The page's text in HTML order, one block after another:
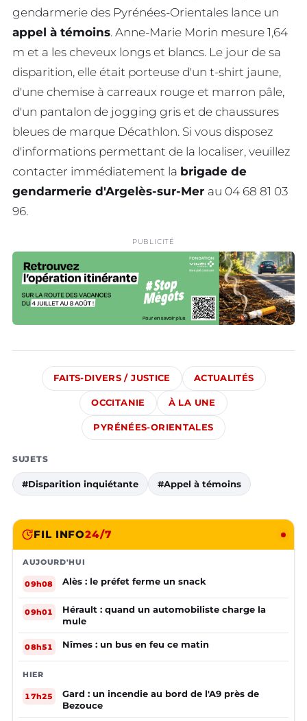
gendarmerie des Pyrénées-Orientales lance un
appel à témoins. Anne-Marie Morin mesure 1,64
m et a les cheveux longs et blancs. Le jour de sa
disparition, elle était porteuse d'un t-shirt jaune,
d'une chemise à carreaux rouge et marron pâle,
d'un pantalon de jogging gris et de chaussures
bleues de marque Décathlon. Si vous disposez
d'informations permettant de la localiser, veuillez
contacter immédiatement la brigade de
gendarmerie d'Argelès-sur-Mer au 04 68 81 03
96.
PUBLICITÉ
FAITS-DIVERS / JUSTICE ACTUALITÉS
OCCITANIE À LA UNE
PYRÉNÉES-ORIENTALES
SUJETS
#Disparition inquiétante #Appel à témoins
FIL INFO24/7
AUJOURD'HUI
09h08 Alès : le préfet ferme un snack
09h01
Hérault : quand un automobiliste charge la
mule
08h51 Nîmes : un bus en feu ce matin
HIER
17h25
Gard : un incendie au bord de l'A9 près de
Bezouce